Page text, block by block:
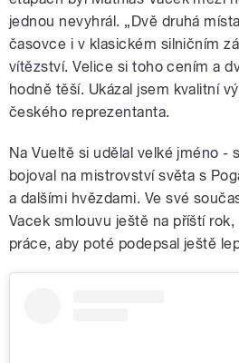
jednou nevyhrál. „Dvě druhá
časovce i v klasickém silničním
vítězství. Velice si toho cením a
hodně těší. Ukázal jsem kvalitní
českého reprezentanta.
Na Vueltě si udělal velké jméno -
bojoval na mistrovství světa s
a dalšími hvězdami. Ve své
Vacek smlouvu ještě na příští
práce, aby poté podepsal ještě